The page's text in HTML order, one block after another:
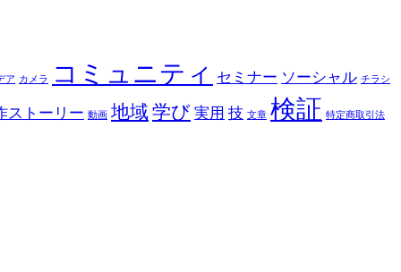
ア カメラ コミュニティ セミナー ソーシャル チラシ
ストーリー 動画 地域学び 実用 技 文章 検証 特定商取引法